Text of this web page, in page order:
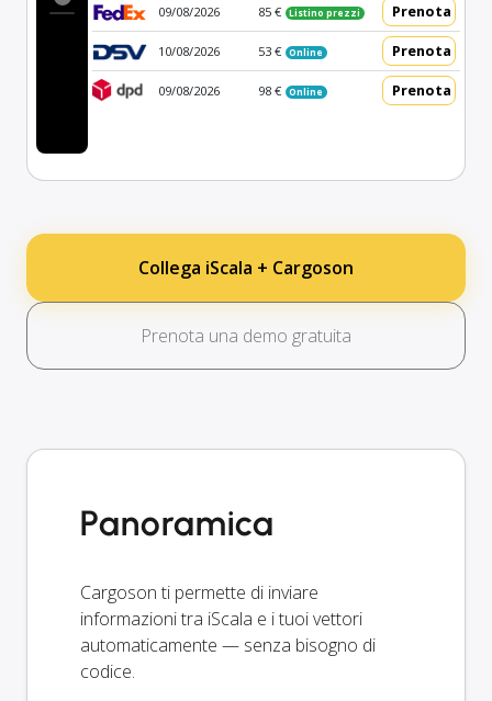
09/08/2026 85 € Listino prezzi Prenota
10/08/2026 53 € Online Prenota
09/08/2026 98 € Online Prenota
Collega iScala + Cargoson
Prenota una demo gratuita
Panoramica
Cargoson ti permette di inviare
informazioni tra iScala e i tuoi vettori
automaticamente — senza bisogno di
codice.